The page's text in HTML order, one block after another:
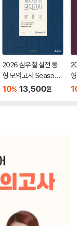
2026 심우철 실전 동
형 모의고사 Season
4
10% 13,500원